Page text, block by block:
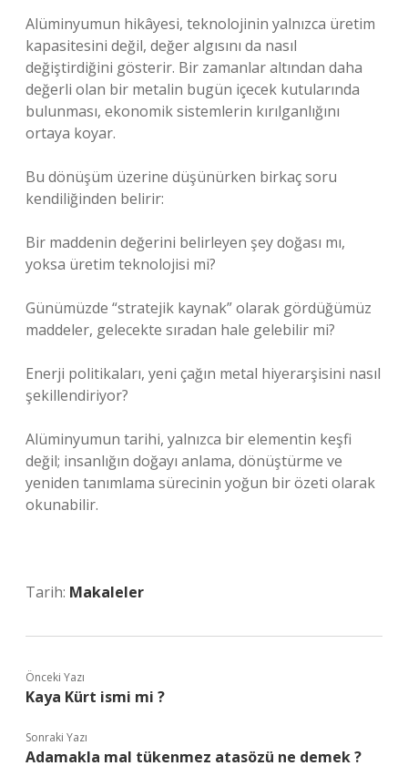
Alüminyumun hikâyesi, teknolojinin yalnızca üretim
kapasitesini değil, değer algısını da nasıl
değiştirdiğini gösterir. Bir zamanlar altından daha
değerli olan bir metalin bugün içecek kutularında
bulunması, ekonomik sistemlerin kırılganlığını
ortaya koyar.
Bu dönüşüm üzerine düşünürken birkaç soru
kendiliğinden belirir:
Bir maddenin değerini belirleyen şey doğası mı,
yoksa üretim teknolojisi mi?
Günümüzde “stratejik kaynak” olarak gördüğümüz
maddeler, gelecekte sıradan hale gelebilir mi?
Enerji politikaları, yeni çağın metal hiyerarşisini nasıl
şekillendiriyor?
Alüminyumun tarihi, yalnızca bir elementin keşfi
değil; insanlığın doğayı anlama, dönüştürme ve
yeniden tanımlama sürecinin yoğun bir özeti olarak
okunabilir.
Tarih: Makaleler
Önceki Yazı
Kaya Kürt ismi mi ?
Sonraki Yazı
Adamakla mal tükenmez atasözü ne demek ?